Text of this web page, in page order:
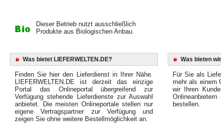
Dieser Betrieb nutzt ausschließlich
Produkte aus Biologischen Anbau.
Was bietet LIEFERWELTEN.DE?
Finden Sie hier den Lieferdienst in Ihrer Nähe.
LIEFERWELTEN.DE ist derzeit das einzige
Portal das Onlineportal übergreifend zur
Verfügung stehende Lieferdienste zur Auswahl
anbietet. Die meisten Onlineportale stellen nur
eigene Vertragspartner zur Verfügung und
zeigen Sie ohne weitere Bestellmöglichkeit an.
Was bieten
Für Sie als
mehr als einem
wir Ihren
bestellen.